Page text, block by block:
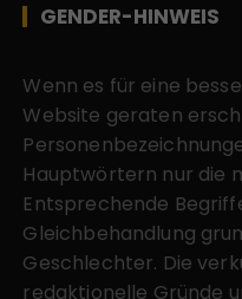
GENDER-HINWEIS
Wenn es für eine
Website geraten
Hauptwörtern nur die
Entsprechende
Gleichbehandlung
Geschlechter. Die
redaktionelle Gründe